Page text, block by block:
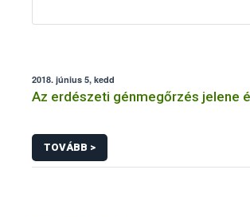
2018. június 5, kedd
Az erdészeti génmegőrzés jelene
TOVÁBB >